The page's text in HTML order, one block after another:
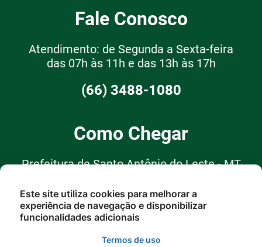
Fale Conosco
Atendimento: de Segunda a Sexta-feira
das 07h às 11h e das 13h às 17h
(66) 3488-1080
Como Chegar
Prefeitura de Santo Antônio do Leste - MT
R. Garças, 62, Santo Antônio do
Leste - MT, 78628-000
Este site utiliza cookies para melhorar a
experiência de navegação e disponibilizar
funcionalidades adicionais
Termos de uso